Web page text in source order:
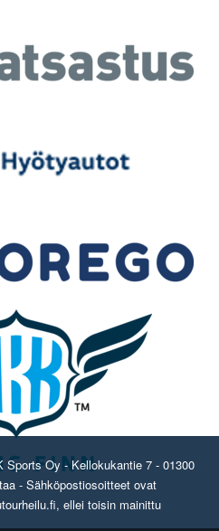
Sports Oy - Kellokukantie 7 - 01300
- Sähköpostiosoitteet ovat
ellei toisin mainittu